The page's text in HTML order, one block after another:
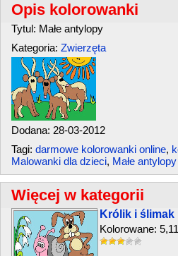
Opis kolorowanki
Tytul: Małe antylopy
Kategoria: Zwierzęta
Dodana: 28-03-2012
Tagi: darmowe kolorowanki online,
Malowanki dla dzieci, Małe antylopy
Więcej w kategorii
Królik i ślimak
Kolorowane: